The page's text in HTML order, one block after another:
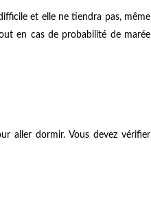
et elle ne tiendra pas, même
en cas de probabilité de marée
aller dormir. Vous devez vérifier